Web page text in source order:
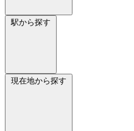
駅から探す
現在地から探す